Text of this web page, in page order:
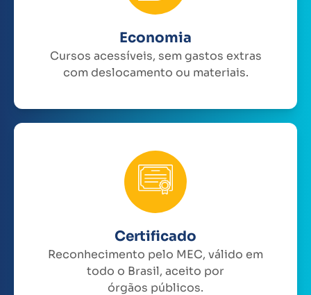
Economia
Cursos acessíveis, sem gastos extras
com deslocamento ou materiais.
Certificado
Reconhecimento pelo MEC, válido em
todo o Brasil, aceito por
órgãos públicos.